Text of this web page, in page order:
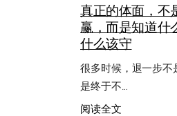
认
设
置
里
慢
慢
失
去
林
的
魔
术
师》：
真
正
复
真正的体面，不
赢，而是知道什
什么该守
很多时候，退一步不
是终于不…
阅读全文：